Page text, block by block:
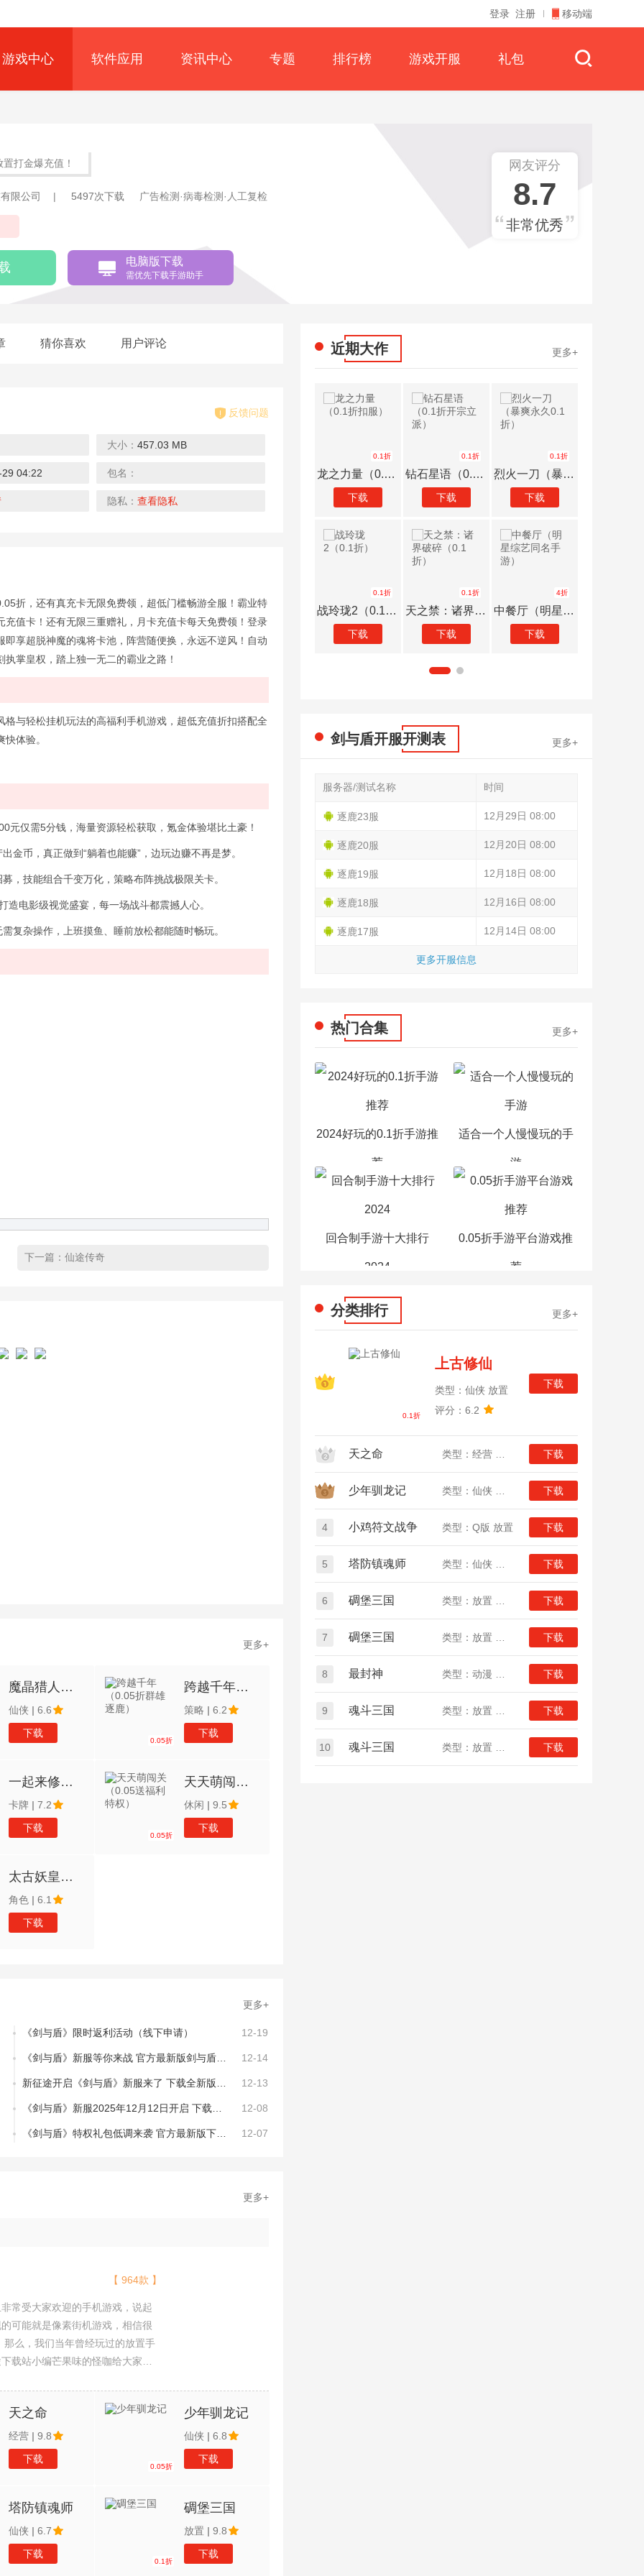
登录 注册 移动端
游戏中心 软件应用 资讯中心 专题 排行榜 游戏开服 礼包
打金爆充值！
限公司 | 5497次下载 广告检测·病毒检测·人工复检
电脑版下载
需优先下载手游助手
网友评分
8.7
非常优秀
猜你喜欢 用户评论
反馈问题
大小： 457.03 MB
04:22 包名：
隐私： 查看隐私
折，还有真充卡无限免费领，超低门槛畅游全服！霸业特
值卡！还有无限三重赠礼，月卡充值卡每天免费领！登录
享超脱神魔的魂将卡池，阵营随便换，永远不逆风！自动
掌皇权，踏上独一无二的霸业之路！
与轻松挂机玩法的高福利手机游戏，超低充值折扣搭配全
体验。
仅需5分钱，海量资源轻松获取，氪金体验堪比土豪！
币，真正做到“躺着也能赚”，边玩边赚不再是梦。
技能组合千变万化，策略布阵挑战极限关卡。
电影级视觉盛宴，每一场战斗都震撼人心。
杂操作，上班摸鱼、睡前放松都能随时畅玩。
下一篇： 仙途传奇
更多+
魔晶猎人之热血出击（0.05折）
仙侠 | 6.6
下载
0.05折
跨越千年（0.05折群雄逐鹿）
策略 | 6.2
下载
一起来修仙（0.05折）
卡牌 | 7.2
下载
0.05折
天天萌闯关（0.05送福利特权）
休闲 | 9.5
下载
太古妖皇诀（0.05折100倍高爆版）
角色 | 6.1
下载
更多+
《剑与盾》限时返利活动（线下申请） 12-19
12-14
12-13
12-08
12-07
更多+
常受大家欢迎的手机游戏，说起
可能就是像素街机游戏，相信很
么，我们当年曾经玩过的放置手
载站小编芒果味的怪咖给大家搜
【 964款 】
天之命
经营 | 9.8
下载
0.05折
少年驯龙记
仙侠 | 6.8
下载
塔防镇魂师
仙侠 | 6.7
下载
0.1折
碉堡三国
放置 | 9.8
下载
近期大作 更多+
大战魂（决战0.1折）
载
雷霆裁决（0.1折送真充）
载
龙之力量（0.1折扣服）
下载
烈火一刀（暴爽永久0.1折）
战玲珑2（0.1折）
下载
天之禁：诸界破碎（0.1折）
下载
中餐厅（明星综艺同名手游）
0.1折
幻想神话志（0.1折）
下载
0.1折
暴击猎人（绝世武侠0.1折）
下载
0.1折
下载
0.1折
君临传奇（0.1魂环砍怪刀刀爆）
下载
0.1折
剑雨九天（0.1折遥遥领仙）
下载
0.1折
下载
剑与盾开服开测表 更多+
更多开服信息
服务器/测试名称 时间
逐鹿23服 12月29日 08:00
逐鹿20服 12月20日 08:00
逐鹿19服 12月18日 08:00
逐鹿18服 12月16日 08:00
逐鹿17服 12月14日 08:00
热门合集 更多+
2024好玩的0.1折手游推
荐
适合一个人慢慢玩的手
游
回合制手游十大排行
2024
0.05折手游平台游戏推
荐
分类排行 更多+
0.1折
上古修仙
类型：仙侠 放置
评分：6.2
下载
天之命 下载
少年驯龙记 下载
4 小鸡符文战争 类型：Q版 放置 下载
5 塔防镇魂师 下载
6 碉堡三国 下载
7 碉堡三国 下载
8 最封神 下载
9 魂斗三国 下载
10 魂斗三国 下载